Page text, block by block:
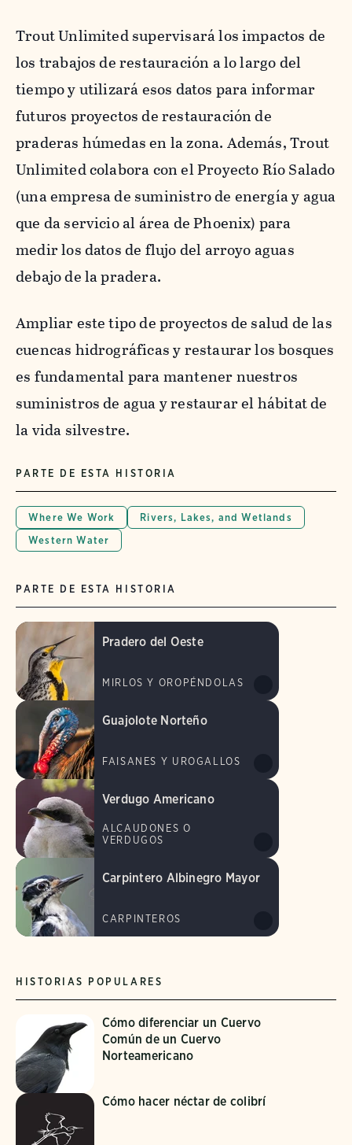
Trout Unlimited supervisará los impactos de
los trabajos de restauración a lo largo del
tiempo y utilizará esos datos para informar
futuros proyectos de restauración de
praderas húmedas en la zona. Además, Trout
Unlimited colabora con el Proyecto Río Salado
(una empresa de suministro de energía y agua
que da servicio al área de Phoenix) para
medir los datos de flujo del arroyo aguas
debajo de la pradera.
Ampliar este tipo de proyectos de salud de las
cuencas hidrográficas y restaurar los bosques
es fundamental para mantener nuestros
suministros de agua y restaurar el hábitat de
la vida silvestre.
PARTE DE ESTA HISTORIA
Where We Work
Rivers, Lakes, and Wetlands
Western Water
HISTORIAS POPULARES
Cómo diferenciar un Cuervo
Común de un Cuervo
Norteamericano
Cómo hacer néctar de colibrí
PARTE DE ESTA HISTORIA
Pradero del Oeste
MIRLOS Y OROPÉNDOLAS
Guajolote Norteño
FAISANES Y UROGALLOS
Verdugo Americano
ALCAUDONES O
VERDUGOS
Carpintero Albinegro Mayor
CARPINTEROS